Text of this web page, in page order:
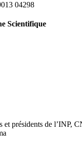
04298
Scientifique
et présidents de l’INP,